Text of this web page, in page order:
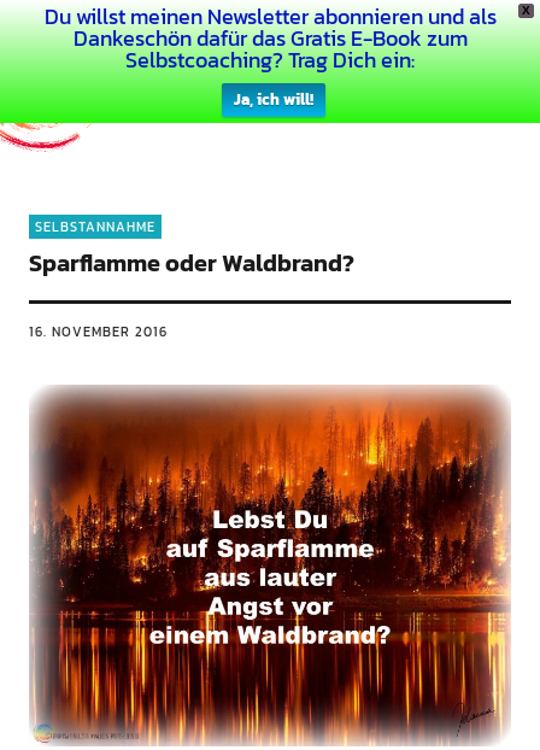
X
Du willst meinen Newsletter abonnieren und als
Dankeschön dafür das Gratis E-Book zum
Selbstcoaching? Trag Dich ein:
Ja, ich will!
Dein Buntes Leben
SELBSTANNAHME
Sparflamme oder Waldbrand?
16. NOVEMBER 2016